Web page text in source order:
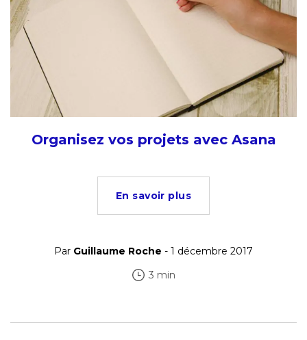
Organisez vos projets avec Asana
En savoir plus
Par Guillaume Roche - 1 décembre 2017
3 min